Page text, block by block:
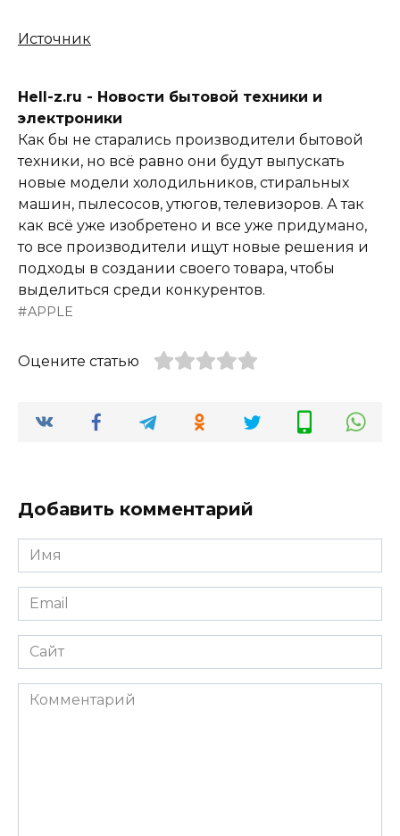
Источник
Hell-z.ru - Новости бытовой техники и
электроники
Как бы не старались производители бытовой
техники, но всё равно они будут выпускать
новые модели холодильников, стиральных
машин, пылесосов, утюгов, телевизоров. А так
как всё уже изобретено и все уже придумано,
то все производители ищут новые решения и
подходы в создании своего товара, чтобы
выделиться среди конкурентов.
APPLE
Оцените статью
Добавить комментарий
Имя
*
Email
*
Сайт
Комментарий